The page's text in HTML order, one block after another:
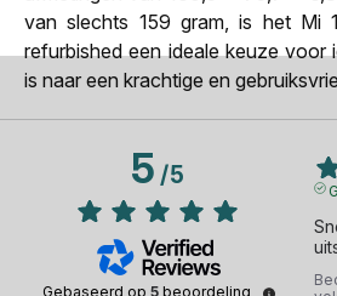
van slechts 159 gram, is het Mi
refurbished een ideale keuze voor
is naar een krachtige en
5/5
Gebaseerd op 5 beoordeling